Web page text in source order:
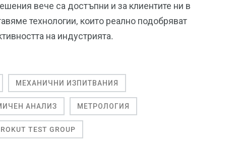
вече са достъпни и за клиентите ни в
технологии, които реално подобряват
на индустрията.
МЕХАНИЧНИ ИЗПИТВАНИЯ
АНАЛИЗ МЕТРОЛОГИЯ
TEST GROUP